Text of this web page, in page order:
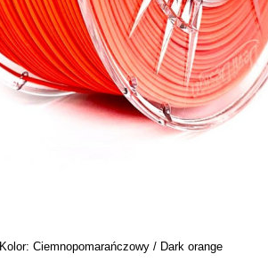
Kolor: Ciemnopomarańczowy / Dark orange